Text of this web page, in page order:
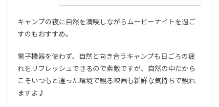
キャンプの夜に自然を満喫しながらムービーナイトを過ご
すのもおすすめ。
電子機器を使わず、自然と向き合うキャンプも日ごろの疲
れをリフレッシュできるので素敵ですが、自然の中だから
こそいつもと違った環境で観る映画も新鮮な気持ちで観れ
ますよ♪